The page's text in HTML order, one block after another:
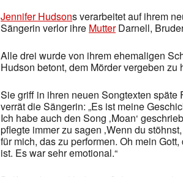
Jennifer Hudsons verarbeitet auf ihrem
Sängerin verlor ihre MutterDarnell,
Alle drei wurde von ihrem ehemaligen
Hudson betont, dem Mörder vergeben zu
Sie griff in ihren neuen Songtexten späte
verrät die Sängerin: „Es ist meine
Ich habe auch den Song ‚Moan‘
pflegte immer zu sagen ‚Wenn du
für mich, das zu performen. Oh mein
ist. Es war sehr emotional.“